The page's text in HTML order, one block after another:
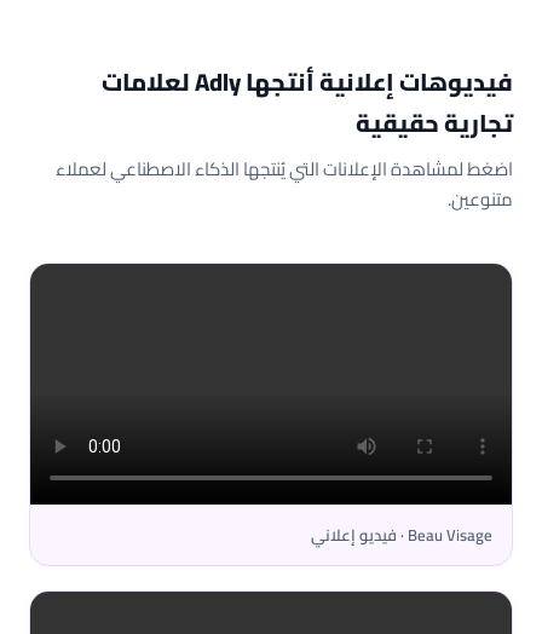
فيديوهات إعلانية أنتجها Adly لعلامات
تجارية حقيقية
اضغط لمشاهدة الإعلانات التي يُنتجها الذكاء الاصطناعي لعملاء
متنوعين.
Beau Visage · فيديو إعلاني